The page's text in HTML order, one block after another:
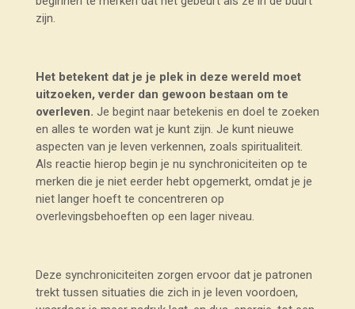
zijn.
Het betekent dat je je plek in deze wereld moet
uitzoeken, verder dan gewoon bestaan om te
overleven. Je begint naar betekenis en doel te zoeken
en alles te worden wat je kunt zijn. Je kunt nieuwe
aspecten van je leven verkennen, zoals spiritualiteit.
Als reactie hierop begin je nu synchroniciteiten op te
merken die je niet eerder hebt opgemerkt, omdat je je
niet langer hoeft te concentreren op
overlevingsbehoeften op een lager niveau.
Deze synchroniciteiten zorgen ervoor dat je patronen
trekt tussen situaties die zich in je leven voordoen,